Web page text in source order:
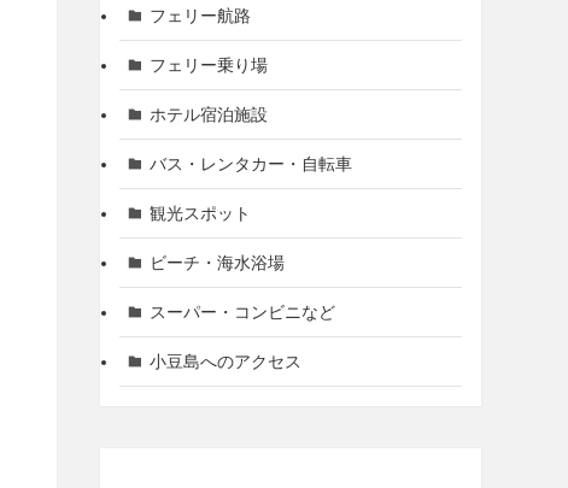
フェリー航路
フェリー乗り場
ホテル宿泊施設
バス・レンタカー・自転車
観光スポット
ビーチ・海水浴場
スーパー・コンビニなど
小豆島へのアクセス